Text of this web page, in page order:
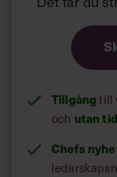
Tillgång till
och utan
Chefs